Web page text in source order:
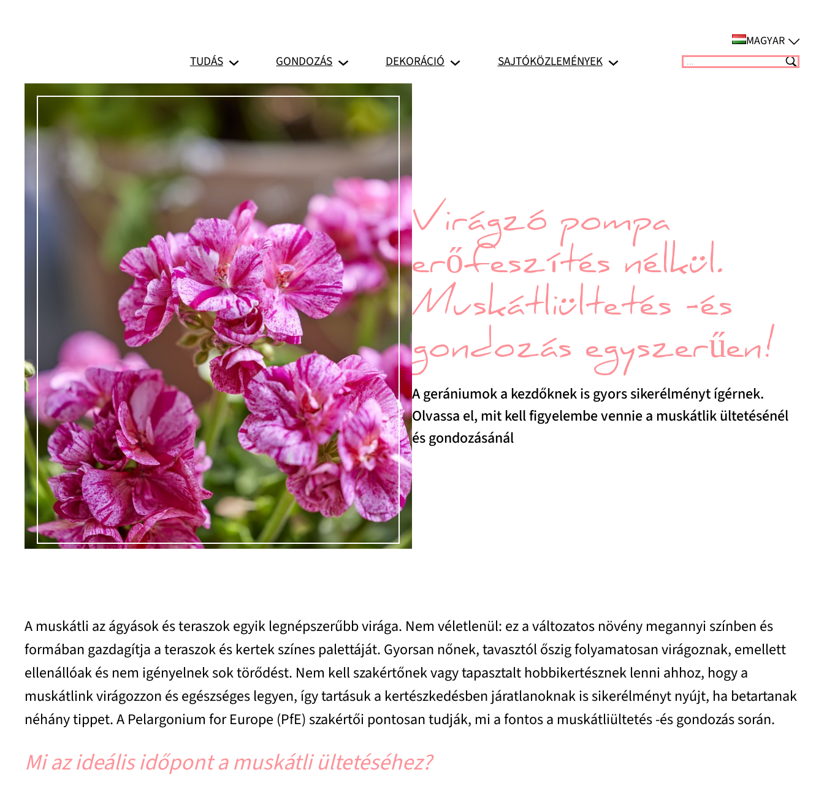
MAGYAR
TUDÁS GONDOZÁS DEKORÁCIÓ SAJTÓKÖZLEMÉNYEK Suchen
Virágzó pompa
erőfeszítés nélkül.
Muskátliültetés -és
gondozás egyszerűen!
A gerániumok a kezdőknek is gyors sikerélményt ígérnek.
Olvassa el, mit kell figyelembe vennie a muskátlik ültetésénél
és gondozásánál
A muskátli az ágyások és teraszok egyik legnépszerűbb virága. Nem véletlenül: ez a változatos növény megannyi színben és
formában gazdagítja a teraszok és kertek színes palettáját. Gyorsan nőnek, tavasztól őszig folyamatosan virágoznak, emellett
ellenállóak és nem igényelnek sok törődést. Nem kell szakértőnek vagy tapasztalt hobbikertésznek lenni ahhoz, hogy a
muskátlink virágozzon és egészséges legyen, így tartásuk a kertészkedésben járatlanoknak is sikerélményt nyújt, ha betartanak
néhány tippet. A Pelargonium for Europe (PfE) szakértői pontosan tudják, mi a fontos a muskátliültetés -és gondozás során.
Mi az ideális időpont a muskátli ültetéséhez?